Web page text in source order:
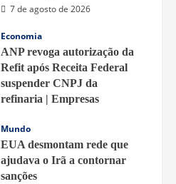
7 de agosto de 2026
Economia
ANP revoga autorização da
Refit após Receita Federal
suspender CNPJ da
refinaria | Empresas
Mundo
EUA desmontam rede que
ajudava o Irã a contornar
sanções